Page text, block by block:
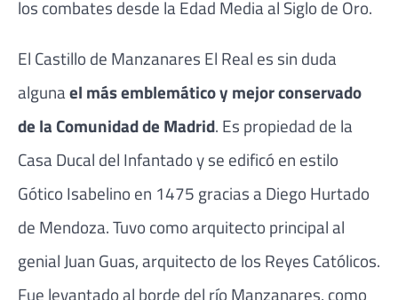
los combates desde la Edad Media al Siglo de Oro.
El Castillo de Manzanares El Real es sin duda
algunael más emblemático y mejor conservado
de la Comunidad de Madrid. Es propiedad de la
Casa Ducal del Infantado y se edificó en estilo
Gótico Isabelino en 1475 gracias a Diego Hurtado
de Mendoza. Tuvo como arquitecto principal al
genial Juan Guas, arquitecto de los Reyes Católicos.
Fue levantado al borde del río Manzanares, como